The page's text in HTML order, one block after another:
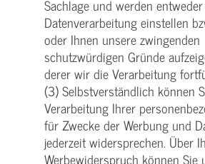
Sachlage und werden
Datenverarbeitung einstellen
oder Ihnen unsere zwingenden
schutzwürdigen Gründe
derer wir die Verarbeitung
(3) Selbstverständlich können
Verarbeitung Ihrer
für Zwecke der Werbung und
jederzeit widersprechen. Über
Werbewiderspruch können Sie